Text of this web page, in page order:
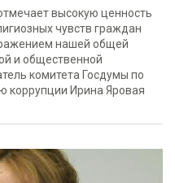
высокую ценность
чувств граждан
нашей общей
и общественной
комитета Госдумы по
коррупции Ирина Яровая